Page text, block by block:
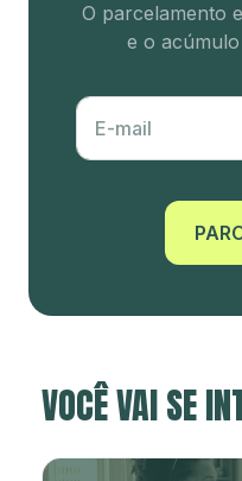
O parcelamento
e o
E-mail
VOCÊ VAI SE